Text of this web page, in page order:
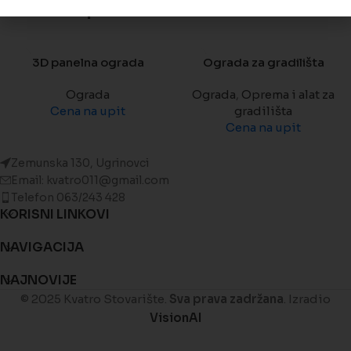
3D panelna ograda
Ograda
Cena na upit
Ograda za gradilišta
Ograda Oprema i alat za
gradilišta
Cena na upit
Zemunska 130, Ugrinovci
Email: kvatro011@gmail.com
Telefon 063/243 428
KORISNI LINKOVI
NAVIGACIJA
NAJNOVIJE
© 2025 Kvatro Stovarište. Sva prava zadržana. Izradio
VisionAI